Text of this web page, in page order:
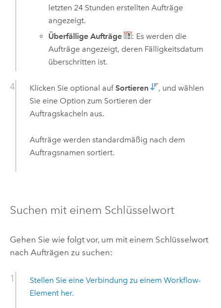
letzten 24 Stunden erstellten Aufträge
angezeigt.
Überfällige Aufträge
: Es werden die
Aufträge angezeigt, deren Fälligkeitsdatum
überschritten ist.
Klicken Sie optional auf Sortieren
, und wählen
Sie eine Option zum Sortieren der
Auftragskacheln aus.
Aufträge werden standardmäßig nach dem
Auftragsnamen sortiert.
Suchen mit einem Schlüsselwort
Gehen Sie wie folgt vor, um mit einem Schlüsselwort
nach Aufträgen zu suchen:
Stellen Sie eine Verbindung zu einem Workflow-
Element her.